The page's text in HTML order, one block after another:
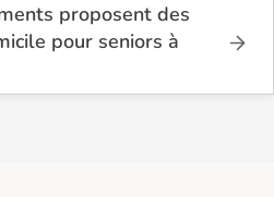
proposent des
pour seniors à
on recense